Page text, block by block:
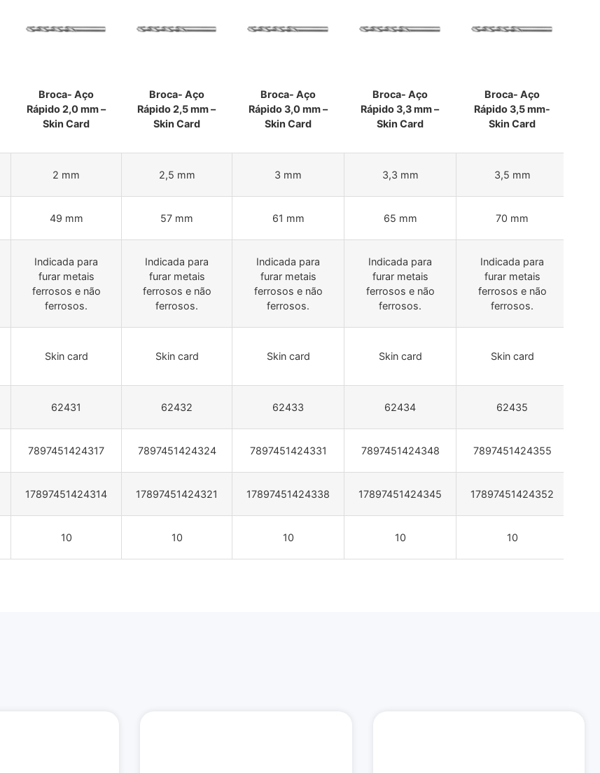
Broca- Aço
Rápido 2,0 mm –
Skin Card
Broca- Aço
Rápido 2,5 mm –
Skin Card
Broca- Aço
Rápido 3,0 mm –
Skin Card
Broca- Aço
Rápido 3,3 mm –
Skin Card
Broca- Aço
Rápido 3,5 mm-
Skin Card
2 mm 2,5 mm 3 mm 3,3 mm 3,5 mm
49 mm 57 mm 61 mm 65 mm 70 mm
Indicada para
furar metais
ferrosos e não
ferrosos.
Indicada para
furar metais
ferrosos e não
ferrosos.
Indicada para
furar metais
ferrosos e não
ferrosos.
Indicada para
furar metais
ferrosos e não
ferrosos.
Indicada para
furar metais
ferrosos e não
ferrosos.
Skin card Skin card Skin card Skin card Skin card
62431 62432 62433 62434 62435
7897451424317 7897451424324 7897451424331 7897451424348 7897451424355
17897451424314 17897451424321 17897451424338 17897451424345 17897451424352
10 10 10 10 10